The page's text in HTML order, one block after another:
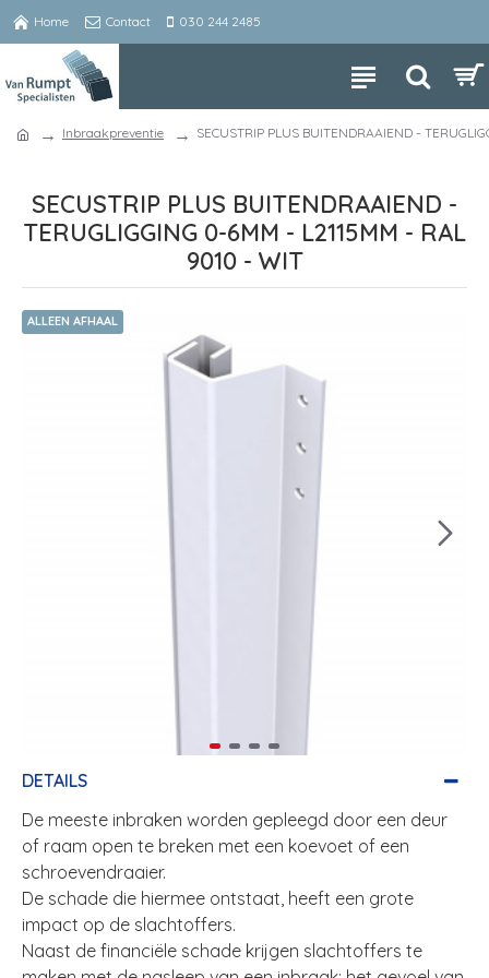
Home Contact 030 244 2485
Inbraakpreventie SECUSTRIP PLUS BUITENDRAAIEND -
SECUSTRIP PLUS BUITENDRAAIEND -
TERUGLIGGING 0-6MM - L2115MM - RAL
9010 - WIT
ALLEEN AFHAAL
DETAILS
De meeste inbraken worden gepleegd door een deur
of raam open te breken met een koevoet of een
schroevendraaier.
De schade die hiermee ontstaat, heeft een grote
impact op de slachtoffers.
Naast de financiële schade krijgen slachtoffers te